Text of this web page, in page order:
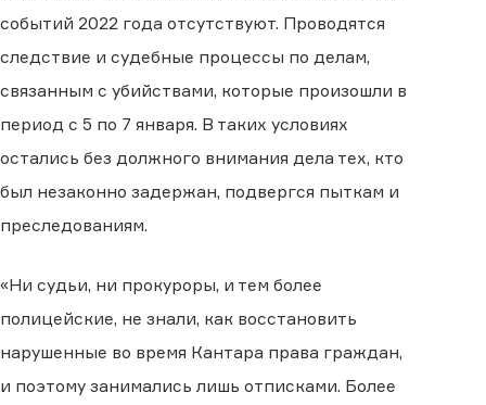
событий 2022 года отсутствуют. Проводятся
следствие и судебные процессы по делам,
связанным с убийствами, которые произошли в
период с 5 по 7 января. В таких условиях
остались без должного внимания дела тех, кто
был незаконно задержан, подвергся пыткам и
преследованиям.
«Ни судьи, ни прокуроры, и тем более
полицейские, не знали, как восстановить
нарушенные во время Кантара права граждан,
и поэтому занимались лишь отписками. Более